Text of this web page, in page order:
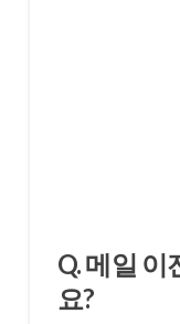
Q. 메일
요?